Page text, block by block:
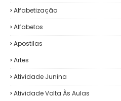
Alfabetização
Alfabetos
Apostilas
Artes
Atividade Junina
Atividade Volta Às Aulas